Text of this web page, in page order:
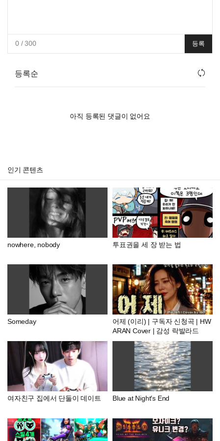
0/ 300 등록
등록순
아직 등록된 댓글이 없어요
인기 콘텐츠
nowhere, nobody 투표권을 세 장 받는 법
Someday
어제 (이리) | 구독자 신청곡 | HW
ARAN Cover | 감성 락발라드
여자친구 집에서 단둘이 데이트 Blue at Night′s End